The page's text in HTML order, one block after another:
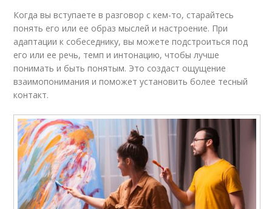
Когда вы вступаете в разговор с кем-то, старайтесь
понять его или ее образ мыслей и настроение. При
адаптации к собеседнику, вы можете подстроиться под
его или ее речь, темп и интонацию, чтобы лучше
понимать и быть понятым. Это создаст ощущение
взаимопонимания и поможет установить более тесный
контакт.